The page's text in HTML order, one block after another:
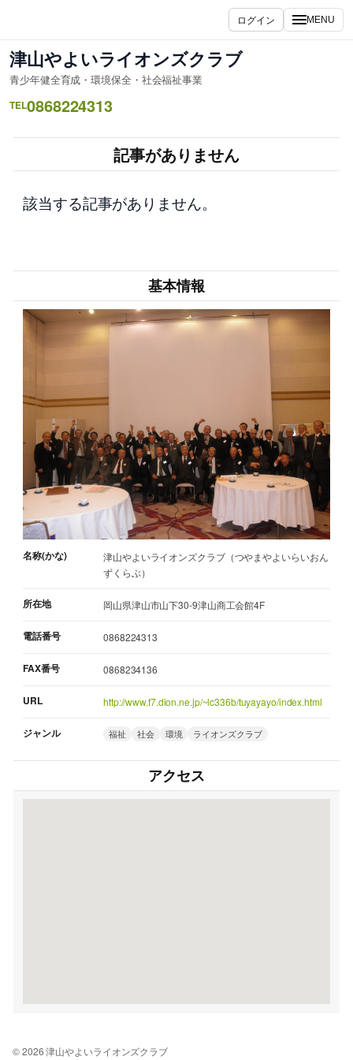
を
ス
キ
ッ
ログイン MENU
津山やよいライオンズクラブ
青少年健全育成・環境保全・社会福祉事業
TEL0868224313
記事がありません
該当する記事がありません。
基本情報
名称(かな)
津山やよいライオンズクラブ（つやまやよいらいおん
ずくらぶ）
所在地 岡山県津山市山下30-9津山商工会館4F
電話番号 0868224313
FAX番号 0868234136
URL http://www.f7.dion.ne.jp/~lc336b/tuyayayo/index.html
ジャンル 福祉 社会 環境 ライオンズクラブ
アクセス
© 2026 津山やよいライオンズクラブ